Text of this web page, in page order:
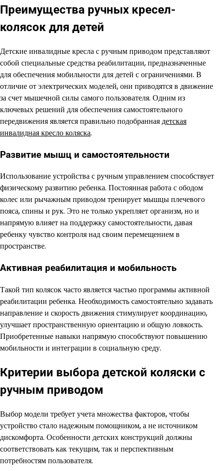
Преимущества ручных кресел-
колясок для детей
Детские инвалидные кресла с ручным приводом представляют
собой специальные средства реабилитации, предназначенные
для обеспечения мобильности для детей с ограничениями. В
отличие от электрических моделей, они приводятся в движение
за счет мышечной силы самого пользователя. Одним из
ключевых решений для обеспечения самостоятельного
передвижения является правильно подобраннаядетская
инвалидная кресло коляска.
Развитие мышц и самостоятельности
Использование устройства с ручным управлением способствует
физическому развитию ребенка. Постоянная работа с ободом
колес или рычажным приводом тренирует мышцы плечевого
пояса, спины и рук. Это не только укрепляет организм, но и
напрямую влияет на поддержку самостоятельности, давая
ребенку чувство контроля над своим перемещением в
пространстве.
Активная реабилитация и мобильность
Такой тип колясок часто является частью программы активной
реабилитации ребенка. Необходимость самостоятельно задавать
направление и скорость движения стимулирует координацию,
улучшает пространственную ориентацию и общую ловкость.
Приобретенные навыки напрямую способствуют повышению
мобильности и интеграции в социальную среду.
Критерии выбора детской коляски с
ручным приводом
Выбор модели требует учета множества факторов, чтобы
устройство стало надежным помощником, а не источником
дискомфорта. Особенности детских конструкций должны
соответствовать как текущим, так и перспективным
потребностям пользователя.